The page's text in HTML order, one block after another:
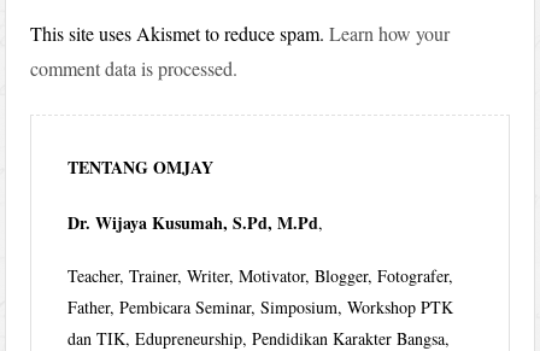
This site uses Akismet to reduce spam.Learn how your
comment data is processed.
TENTANG OMJAY
Dr. Wijaya Kusumah, S.Pd, M.Pd,
Teacher, Trainer, Writer, Motivator, Blogger, Fotografer,
Father, Pembicara Seminar, Simposium, Workshop PTK
dan TIK, Edupreneurship, Pendidikan Karakter Bangsa,